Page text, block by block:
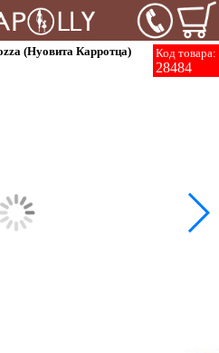
Код товара:
28484
(Нуовита Карротца)